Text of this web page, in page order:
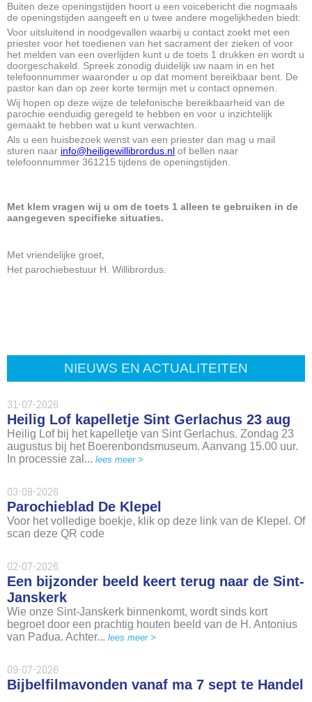
NIEUWS EN ACTUALITEITEN
31-07-2026
Heilig Lof kapelletje Sint Gerlachus 23 aug
Heilig Lof bij het kapelletje van Sint Gerlachus. Zondag 23
augustus bij het Boerenbondsmuseum. Aanvang 15.00 uur.
In processie zal... lees meer >
03-08-2026
Parochieblad De Klepel
Voor het volledige boekje, klik op deze link van de Klepel. Of
scan deze QR code
02-07-2026
Een bijzonder beeld keert terug naar de Sint-
Janskerk
Wie onze Sint-Janskerk binnenkomt, wordt sinds kort
begroet door een prachtig houten beeld van de H. Antonius
van Padua. Achter... lees meer >
09-07-2026
Bijbelfilmavonden vanaf ma 7 sept te Handel
Buiten deze openingstijden hoort u een voicebericht die nogmaals
de openingstijden aangeeft en u twee andere mogelijkheden biedt:
Voor uitsluitend in noodgevallen waarbij u contact zoekt met een
priester voor het toedienen van het sacrament der zieken of voor
het melden van een overlijden kunt u de toets 1 drukken en wordt u
doorgeschakeld. Spreek zonodig duidelijk uw naam in en het
telefoonnummer waaronder u op dat moment bereikbaar bent. De
pastor kan dan op zeer korte termijn met u contact opnemen.
Wij hopen op deze wijze de telefonische bereikbaarheid van de
parochie eenduidig geregeld te hebben en voor u inzichtelijk
gemaakt te hebben wat u kunt verwachten.
Als u een huisbezoek wenst van een priester dan mag u mail
sturen naar info@heiligewillibrordus.nl of bellen naar
telefoonnummer 361215 tijdens de openingstijden.
Met klem vragen wij u om de toets 1 alleen te gebruiken in de
aangegeven specifieke situaties.
Met vriendelijke groet,
Het parochiebestuur H. Willibrordus.